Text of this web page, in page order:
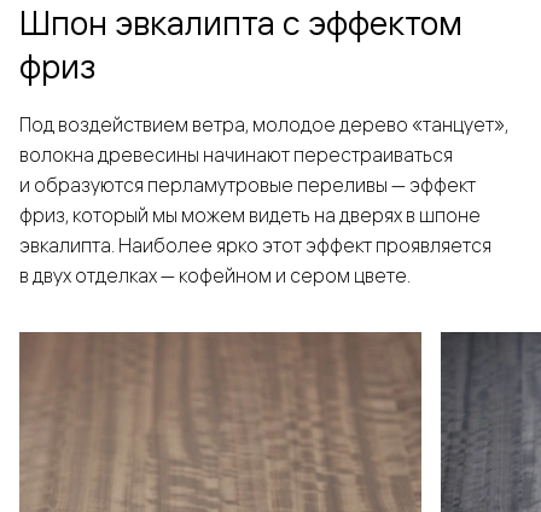
Шпон эвкалипта с эффектом
фриз
Под воздействием ветра, молодое дерево «танцует»,
волокна древесины начинают перестраиваться
и образуются перламутровые переливы — эффект
фриз, который мы можем видеть на дверях в шпоне
эвкалипта. Наиболее ярко этот эффект проявляется
в двух отделках — кофейном и сером цвете.